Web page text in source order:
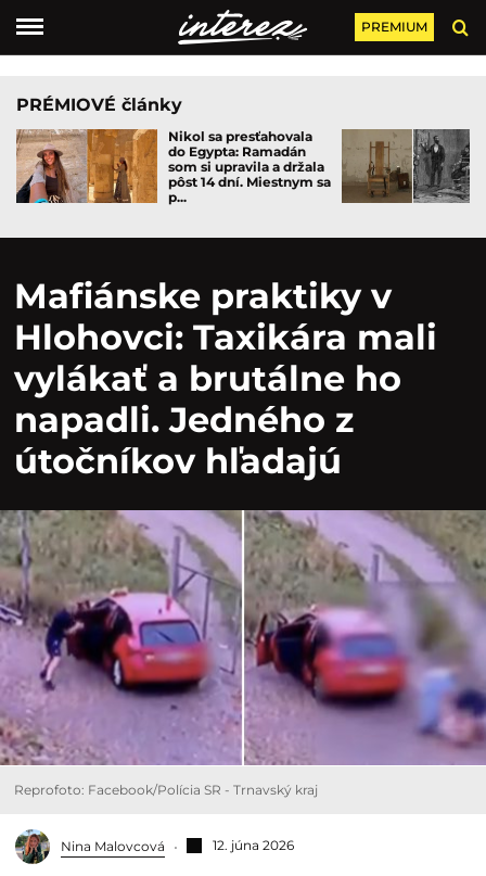
PREMIUM
PRÉMIOVÉ články
Nikol sa presťahovala
do Egypta: Ramadán
som si upravila a držala
pôst 14 dní. Miestnym sa
p...
Mafiánske praktiky v
Hlohovci: Taxikára mali
vylákať a brutálne ho
napadli. Jedného z
útočníkov hľadajú
Reprofoto: Facebook/Polícia SR - Trnavský kraj
Nina Malovcová 12. júna 2026